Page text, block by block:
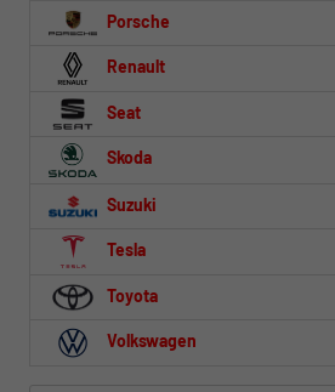
Porsche
Renault
Seat
Skoda
Suzuki
Tesla
Toyota
Volkswagen